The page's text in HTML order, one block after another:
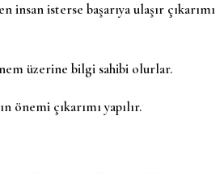
insan isterse başarıya ulaşır çıkarımı
üzerine bilgi sahibi olurlar.
önemi çıkarımı yapılır.